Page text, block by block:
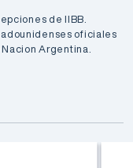
de IIBB.
oficiales
Argentina.